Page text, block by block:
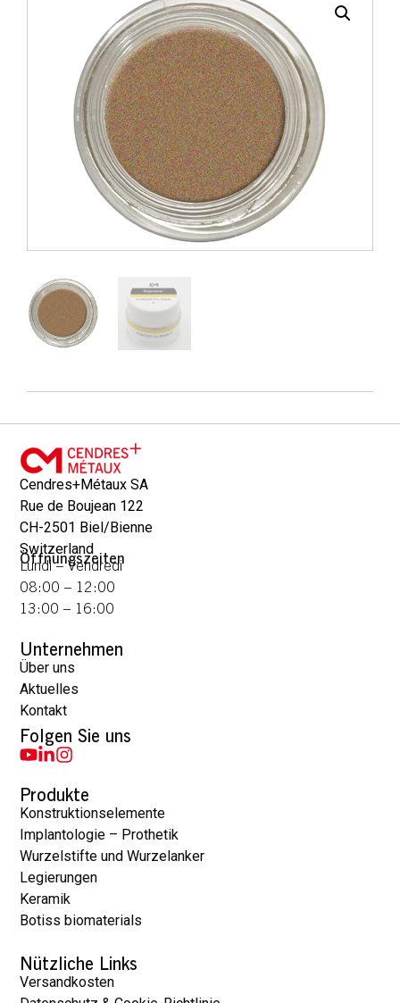
Cendres+Métaux SA
Rue de Boujean 122
CH-2501 Biel/Bienne
Switzerland
Öffnungszeiten
Lundi – Vendredi
08:00 – 12:00
13:00 – 16:00
Unternehmen
Über uns
Aktuelles
Kontakt
Folgen Sie uns
Produkte
Konstruktionselemente
Implantologie – Prothetik
Wurzelstifte und Wurzelanker
Legierungen
Keramik
Botiss biomaterials
Nützliche Links
Versandkosten